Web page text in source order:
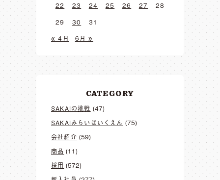
22
23 24 25 26 27
28
29
30
31
« 4月
6月 »
CATEGORY
SAKAIの挑戦 (47)
SAKAIみらいほいくえん (75)
会社紹介 (59)
商品 (11)
採用 (572)